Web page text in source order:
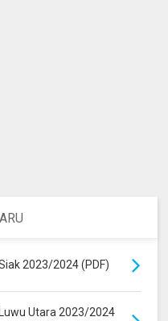
2023/2024 (PDF)
Utara 2023/2024